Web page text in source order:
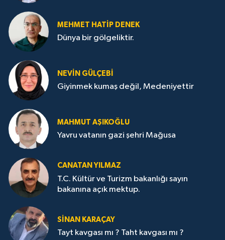
MEHMET HATİP DENEK
Dünya bir gölgeliktir.
NEVİN GÜLÇEBİ
Giyinmek kumaş değil, Medeniyettir
MAHMUT AŞIKOĞLU
Yavru vatanın gazi şehri Mağusa
CANATAN YILMAZ
T.C. Kültür ve Turizm bakanlığı sayın
bakanına açık mektup.
SİNAN KARAÇAY
Tayt kavgası mı ? Taht kavgası mı ?